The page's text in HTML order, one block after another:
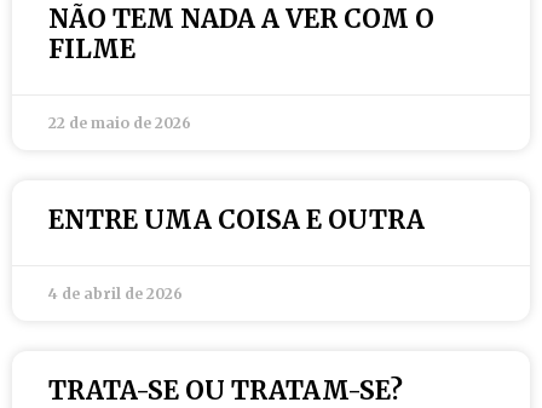
NÃO TEM NADA A VER COM O
FILME
22 de maio de 2026
ENTRE UMA COISA E OUTRA
4 de abril de 2026
TRATA-SE OU TRATAM-SE?